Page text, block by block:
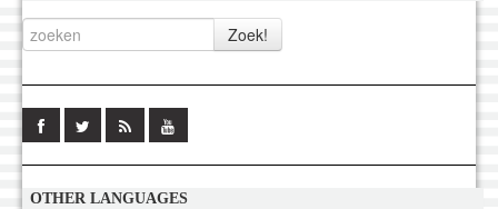
OTHER LANGUAGES